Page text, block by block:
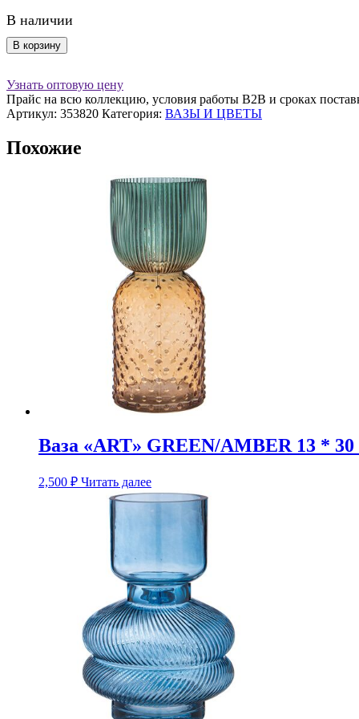
В наличии
Количество
товара
"
ПУЗЫРЬ"
желтый
В корзину
Узнать оптовую цену
Прайс на всю коллекцию, условия работы В2В и сроках
Артикул: 353820 Категория: ВАЗЫ И ЦВЕТЫ
Похожие
Ваза «ART» GREEN/AMBER 13 * 30
2,500 ₽ Читать далее